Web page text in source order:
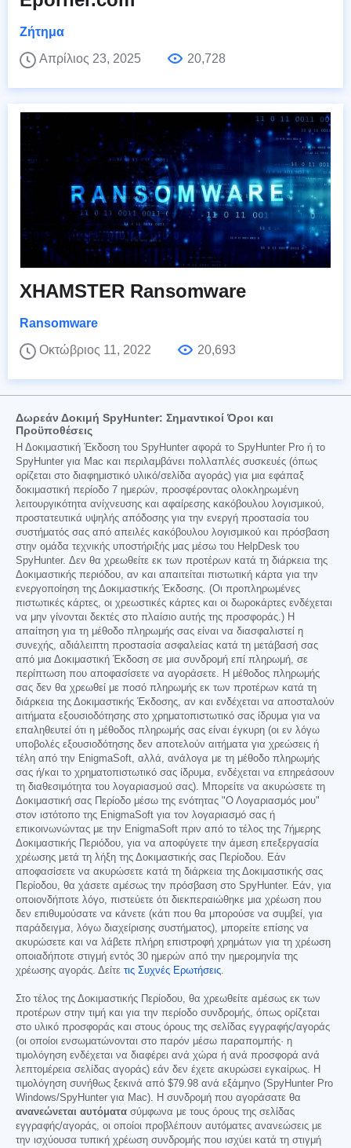
Ζήτημα
Απρίλιος 23, 2025
20,728
XHAMSTER Ransomware
Ransomware
Οκτώβριος 11, 2022
20,693
Δωρεάν Δοκιμή SpyHunter: Σημαντικοί Όροι και
Προϋποθέσεις
Η Δοκιμαστική Έκδοση του SpyHunter αφορά το SpyHunter Pro ή το
SpyHunter για Mac και περιλαμβάνει πολλαπλές συσκευές (όπως
ορίζεται στο διαφημιστικό υλικό/σελίδα αγοράς) για μια εφάπαξ
δοκιμαστική περίοδο 7 ημερών, προσφέροντας ολοκληρωμένη
λειτουργικότητα ανίχνευσης και αφαίρεσης κακόβουλου λογισμικού,
προστατευτικά υψηλής απόδοσης για την ενεργή προστασία του
συστήματός σας από απειλές κακόβουλου λογισμικού και πρόσβαση
στην ομάδα τεχνικής υποστήριξής μας μέσω του HelpDesk του
SpyHunter. Δεν θα χρεωθείτε εκ των προτέρων κατά τη διάρκεια της
Δοκιμαστικής περιόδου, αν και απαιτείται πιστωτική κάρτα για την
ενεργοποίηση της Δοκιμαστικής Έκδοσης. (Οι προπληρωμένες
πιστωτικές κάρτες, οι χρεωστικές κάρτες και οι δωροκάρτες ενδέχεται
να μην γίνονται δεκτές στο πλαίσιο αυτής της προσφοράς.) Η
απαίτηση για τη μέθοδο πληρωμής σας είναι να διασφαλιστεί η
συνεχής, αδιάλειπτη προστασία ασφαλείας κατά τη μετάβασή σας
από μια Δοκιμαστική Έκδοση σε μια συνδρομή επί πληρωμή, σε
περίπτωση που αποφασίσετε να αγοράσετε. Η μέθοδος πληρωμής
σας δεν θα χρεωθεί με ποσό πληρωμής εκ των προτέρων κατά τη
διάρκεια της Δοκιμαστικής Έκδοσης, αν και ενδέχεται να αποσταλούν
αιτήματα εξουσιοδότησης στο χρηματοπιστωτικό σας ίδρυμα για να
επαληθευτεί ότι η μέθοδος πληρωμής σας είναι έγκυρη (οι εν λόγω
υποβολές εξουσιοδότησης δεν αποτελούν αιτήματα για χρεώσεις ή
τέλη από την EnigmaSoft, αλλά, ανάλογα με τη μέθοδο πληρωμής
σας ή/και το χρηματοπιστωτικό σας ίδρυμα, ενδέχεται να επηρεάσουν
τη διαθεσιμότητα του λογαριασμού σας). Μπορείτε να ακυρώσετε τη
Δοκιμαστική σας Περίοδο μέσω της ενότητας "Ο Λογαριασμός μου"
στον ιστότοπο της EnigmaSoft για τον λογαριασμό σας ή
επικοινωνώντας με την EnigmaSoft πριν από το τέλος της 7ήμερης
Δοκιμαστικής Περιόδου, για να αποφύγετε την άμεση επεξεργασία
χρέωσης μετά τη λήξη της Δοκιμαστικής σας Περίοδου. Εάν
αποφασίσετε να ακυρώσετε κατά τη διάρκεια της Δοκιμαστικής σας
Περίοδου, θα χάσετε αμέσως την πρόσβαση στο SpyHunter. Εάν, για
οποιονδήποτε λόγο, πιστεύετε ότι διεκπεραιώθηκε μια χρέωση που
δεν επιθυμούσατε να κάνετε (κάτι που θα μπορούσε να συμβεί, για
παράδειγμα, λόγω διαχείρισης συστήματος), μπορείτε επίσης να
ακυρώσετε και να λάβετε πλήρη επιστροφή χρημάτων για τη χρέωση
οποιαδήποτε στιγμή εντός 30 ημερών από την ημερομηνία της
χρέωσης αγοράς. Δείτε τις Συχνές Ερωτήσεις.
Στο τέλος της Δοκιμαστικής Περίοδου, θα χρεωθείτε αμέσως εκ των
προτέρων στην τιμή και για την περίοδο συνδρομής, όπως ορίζεται
στο υλικό προσφοράς και στους όρους της σελίδας εγγραφής/αγοράς
(οι οποίοι ενσωματώνονται στο παρόν μέσω παραπομπής· η
τιμολόγηση ενδέχεται να διαφέρει ανά χώρα ή ανά προσφορά ανά
λεπτομέρεια σελίδας αγοράς) εάν δεν έχετε ακυρώσει εγκαίρως. Η
τιμολόγηση συνήθως ξεκινά από $79.98 ανά εξάμηνο (SpyHunter Pro
Windows/SpyHunter για Mac). Η συνδρομή που αγοράσατε θα
ανανεώνεται αυτόματα σύμφωνα με τους όρους της σελίδας
εγγραφής/αγοράς, οι οποίοι προβλέπουν αυτόματες ανανεώσεις με
την ισχύουσα τυπική χρέωση συνδρομής που ισχύει κατά τη στιγμή